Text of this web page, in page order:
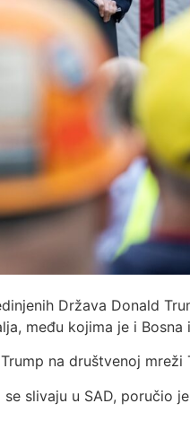
Država Donald
među kojima je i Bosna
na društvenoj mreži
slivaju u SAD, poručio